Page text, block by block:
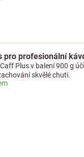
pro profesionální
Plus v balení 900 g
skvělé chuti.